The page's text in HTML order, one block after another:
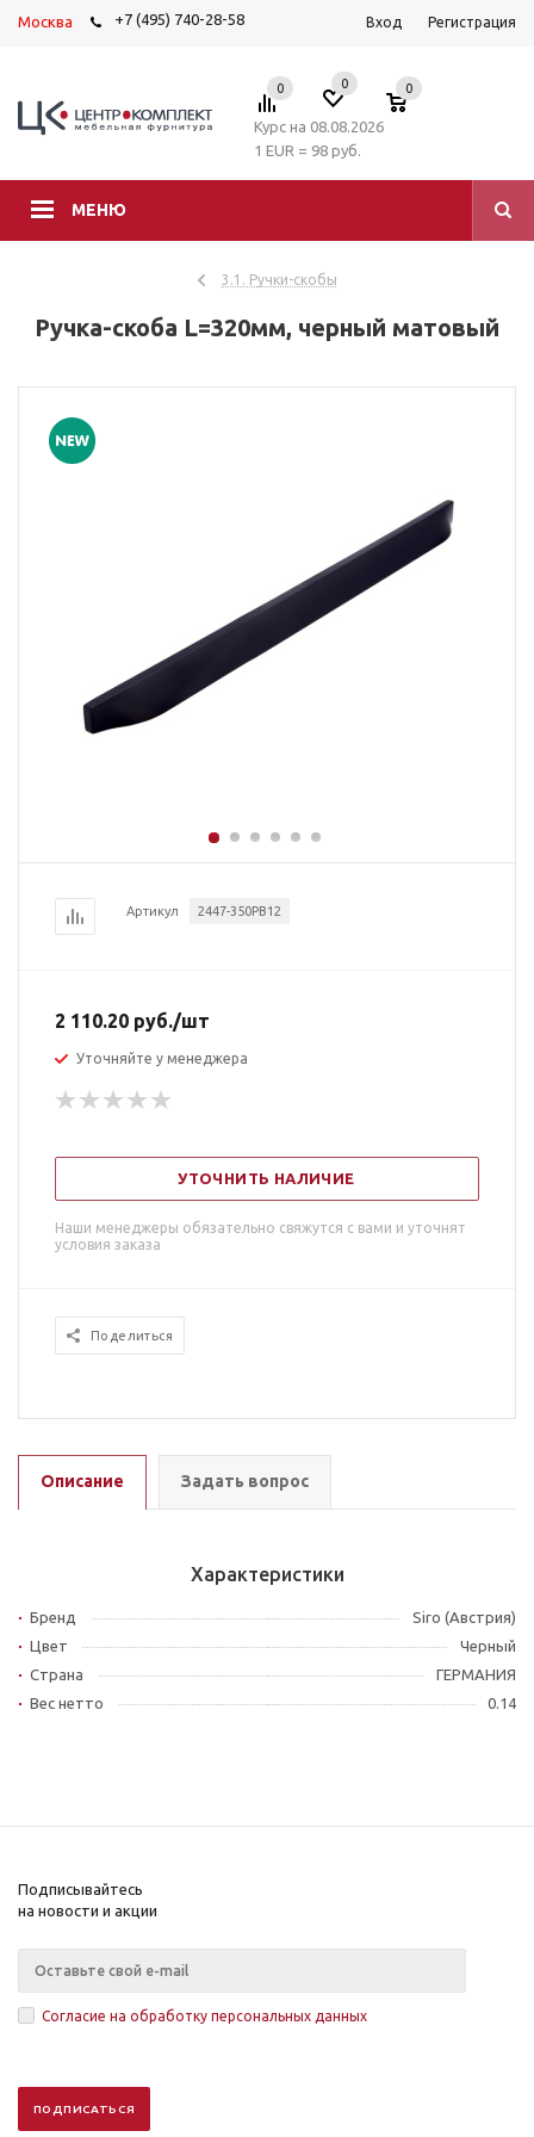
Москва +7 (495) 740-28-58 Вход Регистрация
МЕНЮ
0 0 0
Курс на 08.08.2026
1 EUR = 98 руб.
3.1. Ручки-скобы
Ручка-скоба L=320мм, черный матовый
Артикул 2447-350PB12
2 110.20 руб./шт
Уточняйте у менеджера
УТОЧНИТЬ НАЛИЧИЕ
Наши менеджеры обязательно свяжутся с вами и уточнят
условия заказа
Поделиться
Описание Задать вопрос
Характеристики
Бренд
Siro (Австрия)
Цвет
Черный
Страна
ГЕРМАНИЯ
Вес нетто
0.14
Подписывайтесь
на новости и акции
Согласие на обработку персональных данных